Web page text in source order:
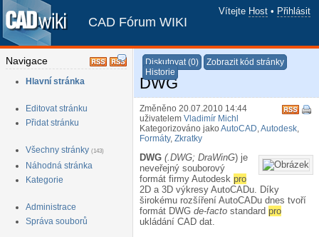
Vítejte Host • Přihlásit
CAD Fórum WIKI
Navigace
Hlavní stránka
Editovat stránku
Přidat stránku
Všechny stránky (143)
Náhodná stránka
Kategorie
Administrace
Správa souborů
Diskutovat (0)
Zobrazit kód stránky
Historie
DWG
Změněno 20.07.2010 14:44
uživatelem Vladimír Michl
Kategorizováno jakoAutoCAD,Autodesk,
Formáty, Zkratky
DWG (.DWG; DraWinG) je
neveřejný souborový
formát firmy Autodesk pro
2D a 3D výkresy AutoCADu. Díky
širokému rozšíření AutoCADu dnes tvoří
formát DWG de-facto standard pro
ukládání CAD dat.